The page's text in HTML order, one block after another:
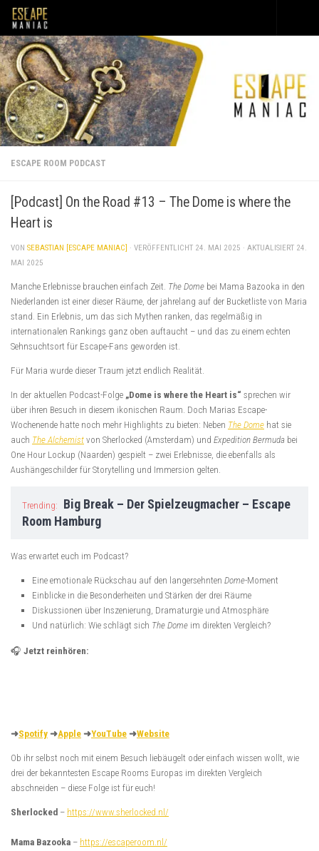
Unter dem Inhalt
ESCAPE ROOM PODCAST
[Podcast] On the Road #13 – The Dome is where the
Heart is
VON SEBASTIAN [ESCAPE MANIAC] · VERÖFFENTLICHT 24. MAI 2025 · AKTUALISIERT 24.
MAI 2025
Manche Erlebnisse brauchen einfach Zeit. The Dome bei Mama Bazooka in den
Niederlanden ist einer dieser Räume, der jahrelang auf der Bucketliste von Maria
stand. Ein Erlebnis, um das sich Mythen ranken, das regelmäßig in
internationalen Rankings ganz oben auftaucht – und das zu einem echten
Sehnsuchtsort für Escape-Fans geworden ist.
Für Maria wurde dieser Traum jetzt endlich Realität.
In der aktuellen Podcast-Folge „Dome is where the Heart is“ sprechen wir
über ihren Besuch in diesem ikonischen Raum. Doch Marias Escape-
Wochenende hatte noch mehr Highlights zu bieten: Neben The Dome hat sie
auch The Alchemist von Sherlocked (Amsterdam) und Expedition Bermuda bei
One Hour Lockup (Naarden) gespielt – zwei Erlebnisse, die ebenfalls als
Aushängeschilder für Storytelling und Immersion gelten.
Trending:
Big Break – Der Spielzeugmacher – Escape
Room Hamburg
Was erwartet euch im Podcast?
Eine emotionale Rückschau auf den langersehnten Dome-Moment
Einblicke in die Besonderheiten und Stärken der drei Räume
Diskussionen über Inszenierung, Dramaturgie und Atmosphäre
Und natürlich: Wie schlägt sich The Dome im direkten Vergleich?
🎧 Jetzt reinhören:
➜Spotify ➜Apple ➜YouTube ➜Website
Ob ihr selbst noch mit einem Besuch liebäugelt oder einfach wissen wollt, wie
drei der bekanntesten Escape Rooms Europas im direkten Vergleich
abschneiden – diese Folge ist für euch!
Sherlocked – https://www.sherlocked.nl/
Mama Bazooka – https://escaperoom.nl/